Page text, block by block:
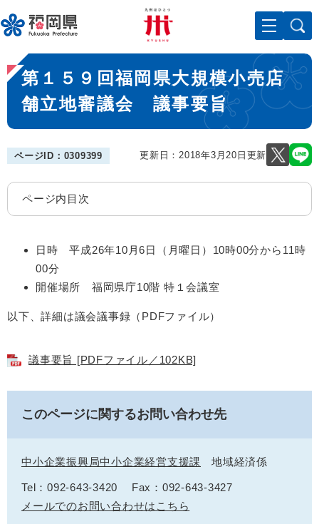
ー
ジ
先
頭
。
メニューを飛ばして本文へ
本
文
第１５９回福岡県大規模小売店
舗立地審議会 議事要旨
ページID：0309399 更新日：2018年3月20日更新
ページ内目次
日時 平成26年10月6日（月曜日）10時00分から11時
00分
開催場所 福岡県庁10階 特１会議室
以下、詳細は議会議事録（PDFファイル）
議事要旨 [PDFファイル／102KB]
このページに関するお問い合わせ先
中小企業振興局中小企業経営支援課 地域経済係
Tel：092-643-3420
Fax：092-643-3427
メールでのお問い合わせはこちら